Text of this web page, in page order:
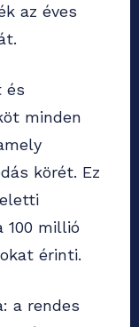
az éves
és
minden
körét. Ez
100 millió
érinti.
a rendes